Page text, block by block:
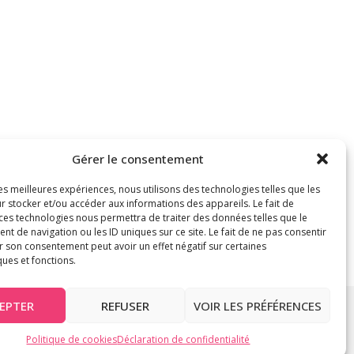
Gérer le consentement
meilleures expériences, nous utilisons des technologies telles que les
stocker et/ou accéder aux informations des appareils. Le fait de
technologies nous permettra de traiter des données telles que le
de navigation ou les ID uniques sur ce site. Le fait de ne pas consentir
son consentement peut avoir un effet négatif sur certaines
et fonctions.
REFUSER VOIR LES PRÉFÉRENCES
Politique de cookiesDéclaration de confidentialité